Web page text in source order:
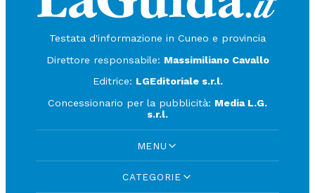
Testata d'informazione in Cuneo e provincia
Direttore responsabile: Massimiliano Cavallo
Editrice: LGEditoriale s.r.l.
Concessionario per la pubblicità: Media L.G.
s.r.l.
MENU
CATEGORIE